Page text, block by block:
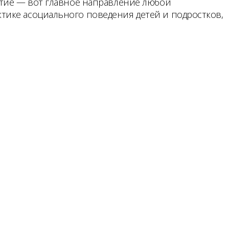
асоциального поведения детей и подростков,